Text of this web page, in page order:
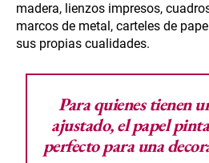
madera, lienzos impresos,
marcos de metal, carteles de
sus propias cualidades.
Para quienes tienen
ajustado,el papel
perfecto para una